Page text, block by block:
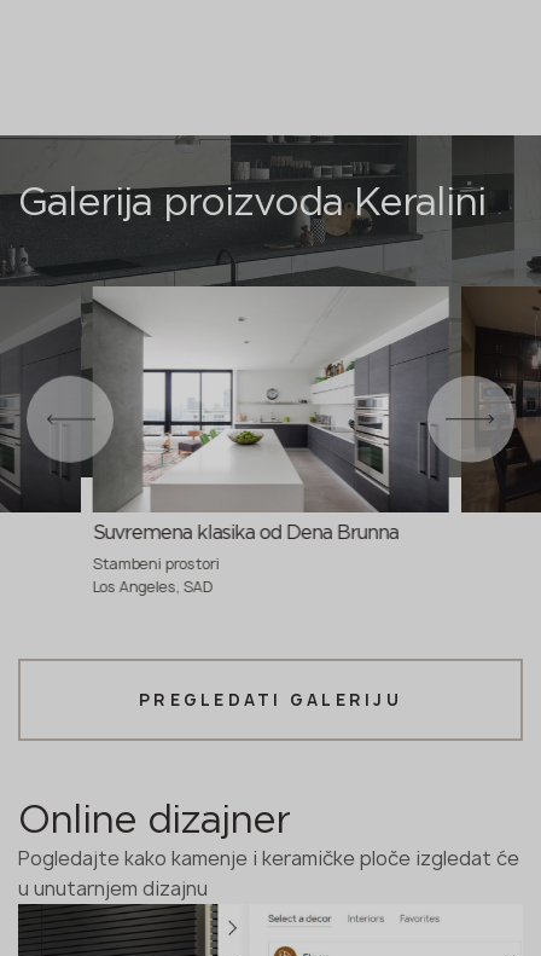
Galerija proizvoda Keralini
Suvremena klasika od Dena Brunna
Stambeni prostori
Los Angeles, SAD
PREGLEDATI GALERIJU
Online dizajner
Pogledajte kako kamenje i keramičke ploče izgledat će
u unutarnjem dizajnu